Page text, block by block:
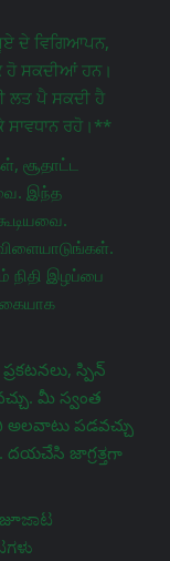
ਦੇ ਵਿਗਿਆਪਨ,
ਹੋ ਸਕਦੀਆਂ ਹਨ।
ਲਤ ਪੈ ਸਕਦੀ ਹੈ
ਸਾਵਧਾਨ ਰਹੋ।**
சூதாட்ட
இந்த
நிதி இழப்பை
స్పిన్
మీ స్వంత
పడవచ్చు
దయచేసి జాగ్రತ್ತగా